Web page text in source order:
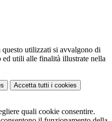
utilizzati si avvalgono di
ed utili alle finalità illustrate nella
Accetta tutti i cookies
quali cookie consentire.